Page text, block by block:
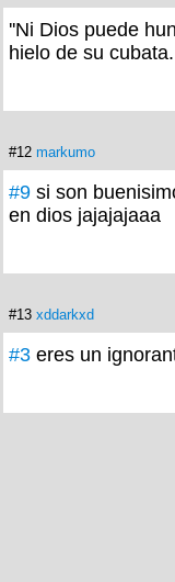
''Ni Dios puede
hielo de su cubata.
#12 markumo
#9 si son
en dios jajajajaaa
#13 xddarkxd
#3 eres un